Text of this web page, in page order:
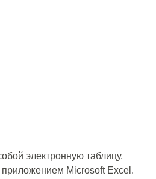
электронную таблицу,
Microsoft Excel.